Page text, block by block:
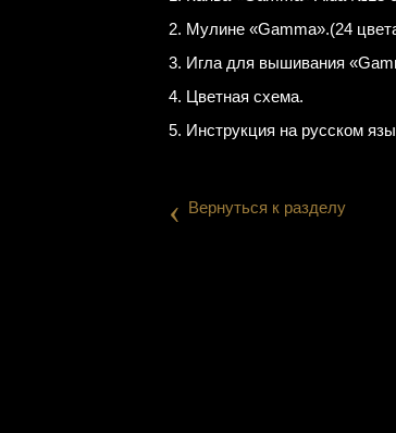
2. Мулине «Gamma».(24
3. Игла для вышивания
4. Цветная схема.
5. Инструкция на русском
‹ Вернуться к разделу